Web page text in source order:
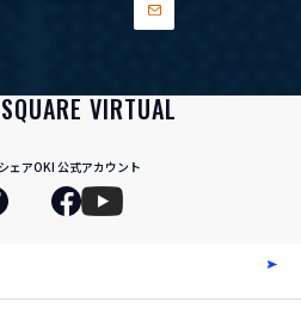
VIRTUAL
ェアOKI 公式アカウント